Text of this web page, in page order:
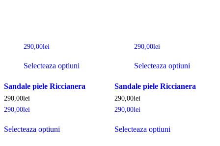
290,00lei
Selecteaza optiuni
Sandale piele Riccianera
290,00lei
290,00lei
Selecteaza optiuni
290,00lei
Selecteaza optiuni
Sandale piele Riccianera
290,00lei
290,00lei
Selecteaza optiuni